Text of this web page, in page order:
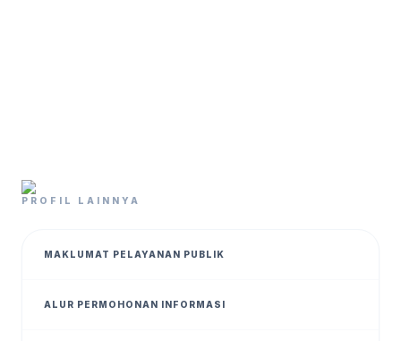
PROFIL LAINNYA
MAKLUMAT PELAYANAN PUBLIK
ALUR PERMOHONAN INFORMASI